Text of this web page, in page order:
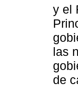
y el
las
de